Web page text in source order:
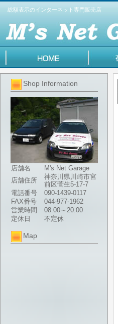
総額表示のインターネット専門販売店
Shop Information
店舗名
M's Net Garage
店舗住所
神奈川県川崎市宮
前区菅生5-17-7
電話番号
090-1439-0117
FAX番号
044-977-1962
営業時間
08:00～20:00
定休日
不定休
Map